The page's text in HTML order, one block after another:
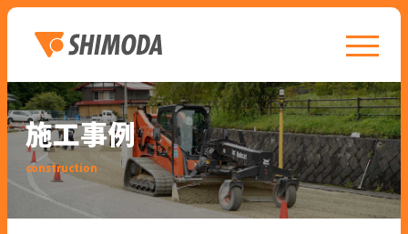
toggle
施工事例
construction